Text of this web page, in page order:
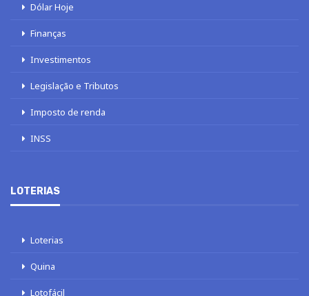
Dólar Hoje
Finanças
Investimentos
Legislação e Tributos
Imposto de renda
INSS
LOTERIAS
Loterias
Quina
Lotofácil